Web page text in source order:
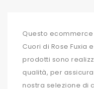
Questo
Cuori di Rose Fuxia
prodotti sono
qualità, per
nostra selezione di